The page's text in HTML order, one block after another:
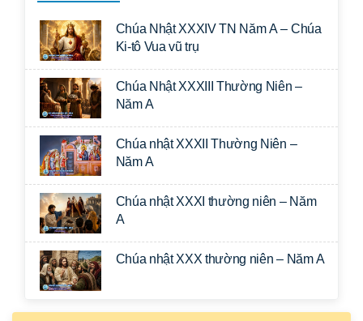
Chúa Nhật XXXIV TN Năm A – Chúa
Ki-tô Vua vũ trụ
Chúa Nhật XXXIII Thường Niên –
Năm A
Chúa nhật XXXII Thường Niên –
Năm A
Chúa nhật XXXI thường niên – Năm
A
Chúa nhật XXX thường niên – Năm A